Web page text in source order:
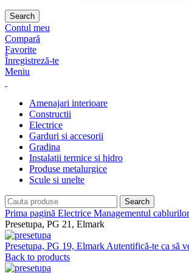
Search
Contul meu
Compară
Favorite
Înregistreză-te
Meniu
Amenajari interioare
Constructii
Electrice
Garduri si accesorii
Gradina
Instalatii termice si hidro
Produse metalurgice
Scule si unelte
Search
Prima pagină Electrice Managementul
Presetupa, PG 21, Elmark
Presetupa, PG 19, Elmark Autentifică-te ca să
Back to products